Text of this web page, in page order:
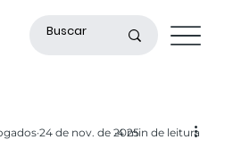
24 de nov. de 20254 min de leitura